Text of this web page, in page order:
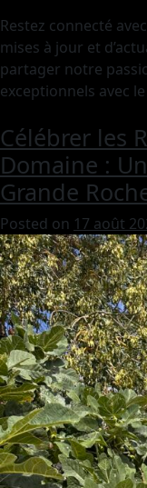
Restez connecté
mises à jour et
partager notre
exceptionnels avec
Célébrer les
Domaine :
Grande
Posted on 17 août